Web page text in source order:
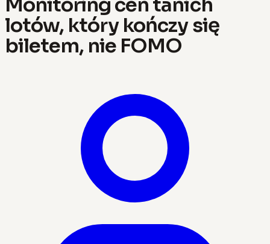
lotów, który kończy się
biletem, nie FOMO